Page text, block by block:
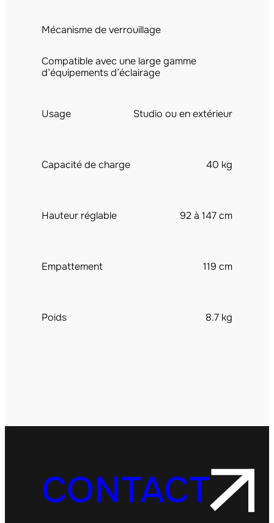
Mécanisme de verrouillage
Compatible avec une large gamme
d’équipements d’éclairage
Usage Studio ou en extérieur
Capacité de charge 40 kg
Hauteur réglable 92 à 147 cm
Empattement 119 cm
Poids 8.7 kg
CONTACT